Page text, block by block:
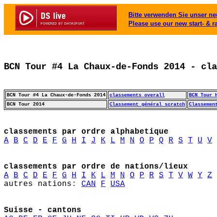
Bitte verwenden Sie unser
Please use our new start- &
BCN Tour #4 La Chaux-de-Fonds 2014 -
BCN Tour #4 La Chaux-de-Fonds 2014 classements overall
BCN Tour
BCN Tour 2014
Classement général scratch
classements par ordre alphabetique
A
B C D E F G H I J K L M N O P Q R S T U V
classements par ordre de nations/lieux
A
B C D E F G H I K L M N O P R S T V W Y
Z
autres nations: CAN F USA
Suisse - cantons